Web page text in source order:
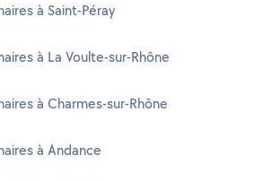
à Saint-Péray
à La Voulte-sur-Rhône
à Charmes-sur-Rhône
à Andance